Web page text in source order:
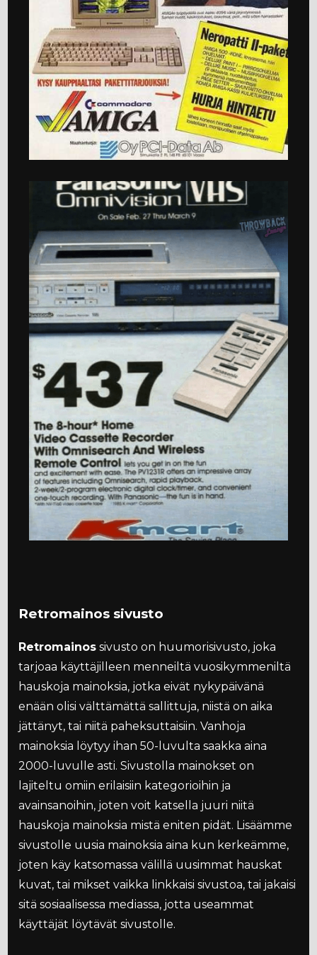
Retromainos sivusto
Retromainos sivusto on huumorisivusto, joka
tarjoaa käyttäjilleen menneiltä vuosikymmeniltä
hauskoja mainoksia, jotka eivät nykypäivänä
enään olisi välttämättä sallittuja, niistä on aika
jättänyt, tai niitä paheksuttaisiin. Vanhoja
mainoksia löytyy ihan 50-luvulta saakka aina
2000-luvulle asti. Sivustolla mainokset on
lajiteltu omiin erilaisiin kategorioihin ja
avainsanoihin, joten voit katsella juuri niitä
hauskoja mainoksia mistä eniten pidät. Lisäämme
sivustolle uusia mainoksia aina kun kerkeämme,
joten käy katsomassa välillä uusimmat hauskat
kuvat, tai mikset vaikka linkkaisi sivustoa, tai jakaisi
sitä sosiaalisessa mediassa, jotta useammat
käyttäjät löytävät sivustolle.